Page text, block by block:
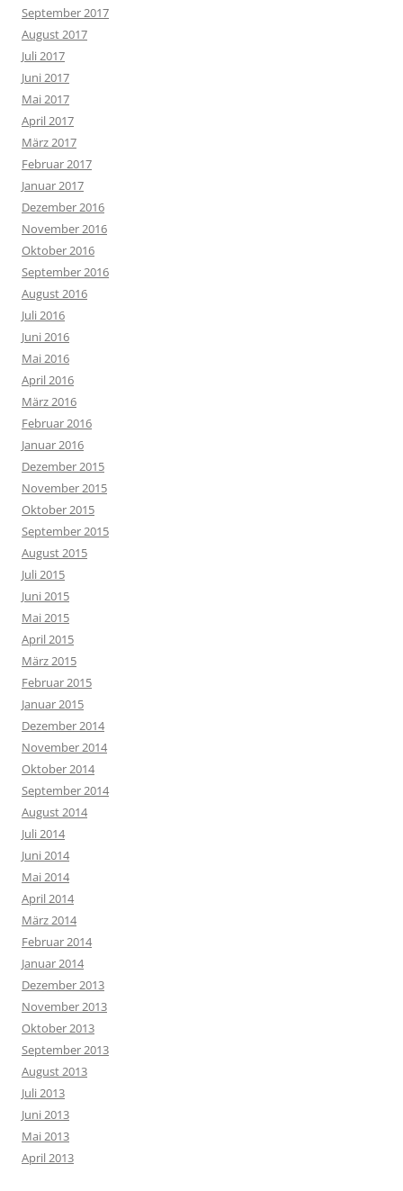
September 2017
August 2017
Juli 2017
Juni 2017
Mai 2017
April 2017
März 2017
Februar 2017
Januar 2017
Dezember 2016
November 2016
Oktober 2016
September 2016
August 2016
Juli 2016
Juni 2016
Mai 2016
April 2016
März 2016
Februar 2016
Januar 2016
Dezember 2015
November 2015
Oktober 2015
September 2015
August 2015
Juli 2015
Juni 2015
Mai 2015
April 2015
März 2015
Februar 2015
Januar 2015
Dezember 2014
November 2014
Oktober 2014
September 2014
August 2014
Juli 2014
Juni 2014
Mai 2014
April 2014
März 2014
Februar 2014
Januar 2014
Dezember 2013
November 2013
Oktober 2013
September 2013
August 2013
Juli 2013
Juni 2013
Mai 2013
April 2013